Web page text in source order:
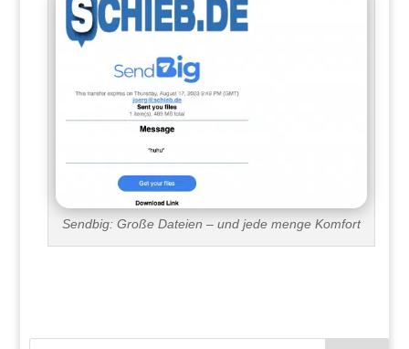
Sendbig: Große Dateien – und jede menge Komfort